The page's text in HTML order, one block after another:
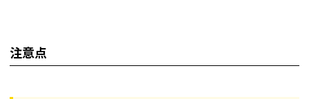
注意点